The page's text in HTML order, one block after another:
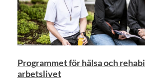
Programmet för hälsa och
arbetslivet